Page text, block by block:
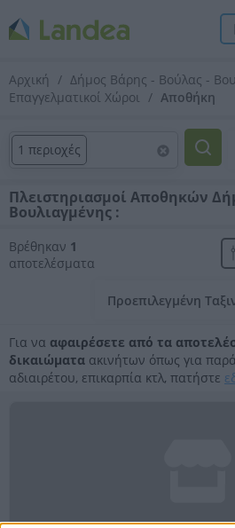
Αρχική
Δήμος Βάρης - Βούλας -
Επαγγελματικοί Χώροι
Αποθήκη
1 περιοχές
Πλειστηριασμοί Αποθηκών
Βουλιαγμένης :
Βρέθηκαν 1
αποτελέσματα
Για να αφαιρέσετε από τα
δικαιώματα ακινήτων όπως για
αδιαιρέτου, επικαρπία κτλ, πατήστε